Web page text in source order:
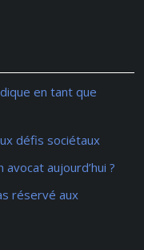
en tant que
défis sociétaux
aujourd’hui ?
réservé aux